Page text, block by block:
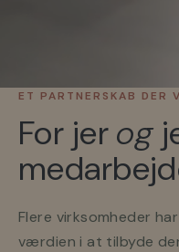
ET PARTNERSKAB DER
For jerog
Flere virksomheder
værdien i at tilbyde